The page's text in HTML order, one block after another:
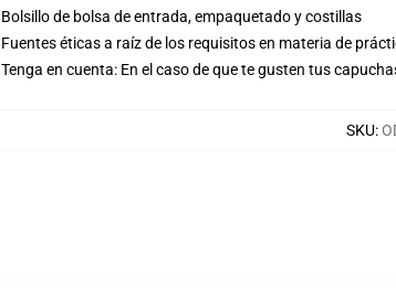
Bolsillo de bolsa de entrada, empaquetado y costillas
Fuentes éticas a raíz de los requisitos en materia de
Tenga en cuenta: En el caso de que te gusten tus
SKU: